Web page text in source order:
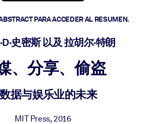
laboral más saludable y resiliente.
resultados de aprendizaje.
PARA ACCEDER AL RESUMEN.
史密斯 以及 拉胡尔·特朗
、分享、偷盗
据与娱乐业的未来
MIT Press,2016